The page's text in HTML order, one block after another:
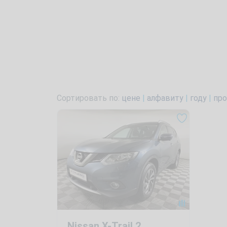
Сортировать по: цене | алфавиту | году |